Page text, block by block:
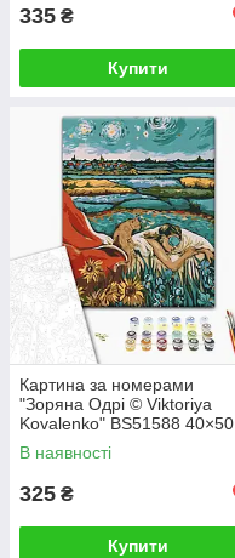
335 ₴
Купити
Картина за номерами
"Зоряна Одрі © Viktoriya
Kovalenko" BS51588 40×50
см
В наявності
325 ₴
Купити